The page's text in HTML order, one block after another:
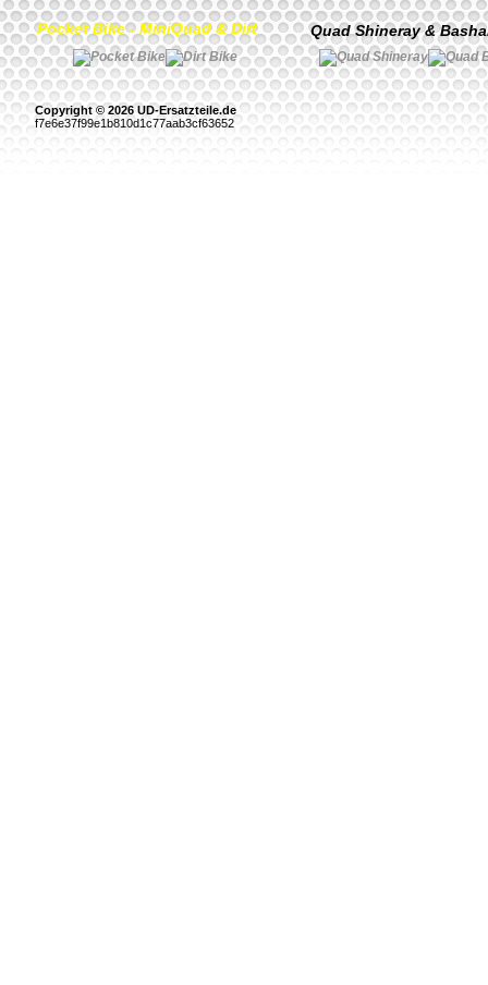
Pocket Bike - MiniQuad & Dirt Quad Shineray &
Copyright © 2026 UD-Ersatzteile.de
f7e6e37f99e1b810d1c77aab3cf63652